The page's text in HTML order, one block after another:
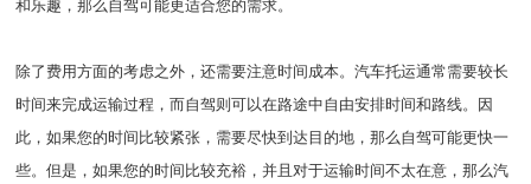
和乐趣，那么自驾可能更适合您的需求。
除了费用方面的考虑之外，还需要注意时间成本。汽车托运通常需要较长
时间来完成运输过程，而自驾则可以在路途中自由安排时间和路线。因
此，如果您的时间比较紧张，需要尽快到达目的地，那么自驾可能更快一
些。但是，如果您的时间比较充裕，并且对于运输时间不太在意，那么汽